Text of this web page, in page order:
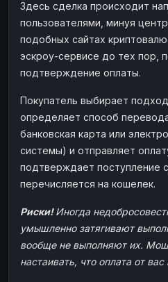
Здесь сделка происходит
пользователями, минуя
подобных сайтах
эскроу-сервисе до тех пор,
подтверждение оплаты.
Покупатель выбирает
определяет способ
банковская карта или
системы) и отправляет
подтверждает поступление
перечисляется на кошелек.
Риски!Иногда
умышленно затягивают
вообще не выполняют их.
настаивать, что оплата от вас